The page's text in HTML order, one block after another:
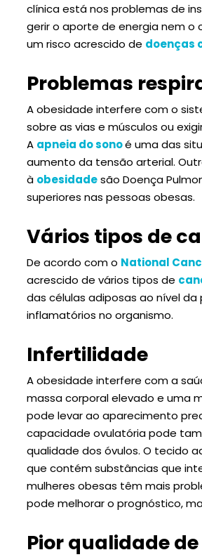
clínica está nos problemas de
gerir o aporte de energia nem
um risco acrescido de doenças
Problemas
A obesidade interfere com o
sobre as vias e músculos ou
A apneia do sonoé uma das
aumento da tensão arterial.
à obesidadesão Doença
superiores nas pessoas obesas.
Vários tipos de
De acordo com o National
acrescido de vários tipos de
das células adiposas ao nível
inflamatórios no organismo.
Infertilidade
A obesidade interfere com a
massa corporal elevado e uma
pode levar ao aparecimento
capacidade ovulatória pode
qualidade dos óvulos. O tecido
que contém substâncias que
mulheres obesas têm mais
pode melhorar o prognóstico,
Pior qualidade